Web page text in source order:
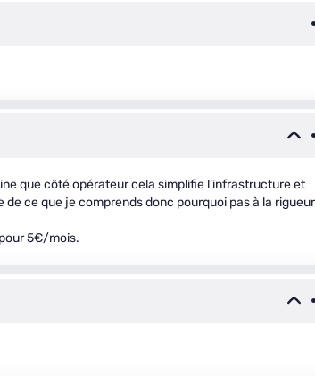
que côté opérateur cela simplifie l’infrastructure et
ce que je comprends donc pourquoi pas à la
5€/mois.